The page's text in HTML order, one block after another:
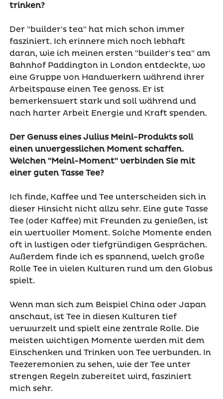
trinken?
Der "builder's tea" hat mich schon immer
fasziniert. Ich erinnere mich noch lebhaft
daran, wie ich meinen ersten "builder's tea" am
Bahnhof Paddington in London entdeckte, wo
eine Gruppe von Handwerkern während ihrer
Arbeitspause einen Tee genoss. Er ist
bemerkenswert stark und soll während und
nach harter Arbeit Energie und Kraft spenden.
Der Genuss eines Julius Meinl-Produkts soll
einen unvergesslichen Moment schaffen.
Welchen "Meinl-Moment" verbinden Sie mit
einer guten Tasse Tee?
Ich finde, Kaffee und Tee unterscheiden sich in
dieser Hinsicht nicht allzu sehr. Eine gute Tasse
Tee (oder Kaffee) mit Freunden zu genießen, ist
ein wertvoller Moment. Solche Momente enden
oft in lustigen oder tiefgründigen Gesprächen.
Außerdem finde ich es spannend, welch große
Rolle Tee in vielen Kulturen rund um den Globus
spielt.
Wenn man sich zum Beispiel China oder Japan
anschaut, ist Tee in diesen Kulturen tief
verwurzelt und spielt eine zentrale Rolle. Die
meisten wichtigen Momente werden mit dem
Einschenken und Trinken von Tee verbunden. In
Teezeremonien zu sehen, wie der Tee unter
strengen Regeln zubereitet wird, fasziniert
mich sehr.